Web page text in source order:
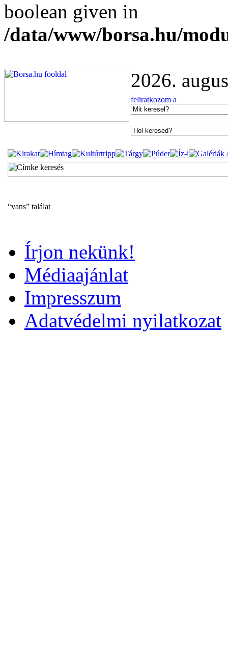
boolean given in
/data/www/borsa.hu/
2026.
“vans” találat
Írjon nekünk!
Médiaajánlat
Impresszum
Adatvédelmi nyilatkozat